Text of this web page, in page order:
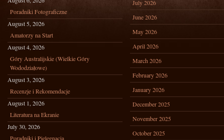
Poradniki Fotograficzne
August 5, 2026
Amatorzy na Start
August 4, 2026
Góry Australijskie (Wielkie Góry
Wododziałowe)
August 3, 2026
Recenzje i Rekomendacje
August 1, 2026
Literatura na Ekranie
July 30, 2026
Poradniki i Pielęgnacja
July 2026
June 2026
May 2026
April 2026
March 2026
February 2026
January 2026
December 2025
November 2025
October 2025